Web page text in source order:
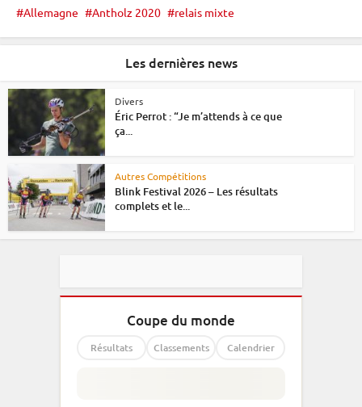
Allemagne Antholz 2020 relais mixte
Les dernières news
Divers
Éric Perrot : “Je m’attends à ce que
ça...
Autres Compétitions
Blink Festival 2026 – Les résultats
complets et le...
Coupe du monde
Résultats Classements Calendrier